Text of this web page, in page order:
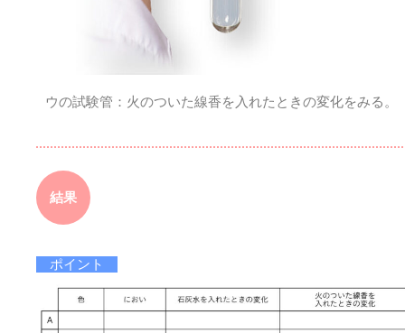
ウの試験管：火のついた線香を入れたときの変化をみる。
結果
ポイント